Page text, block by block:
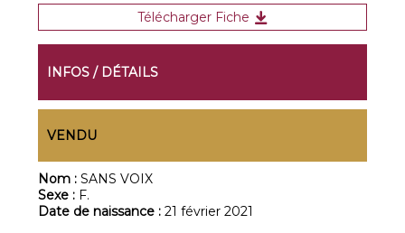
Télécharger Fiche
INFOS / DÉTAILS
VENDU
Nom :SANS VOIX
Sexe : F.
Date de naissance :21 février 2021